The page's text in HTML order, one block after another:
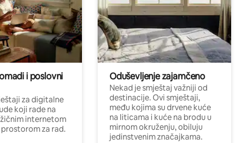
i poslovni
za digitalne
koji rade na
internetom
za rad.
Oduševljenje zajamčeno
Nekad je smještaj važniji od
destinacije. Ovi smještaji,
među kojima su drvene kuće
na liticama i kuće na brodu u
mirnom okruženju, obiluju
jedinstvenim značajkama.